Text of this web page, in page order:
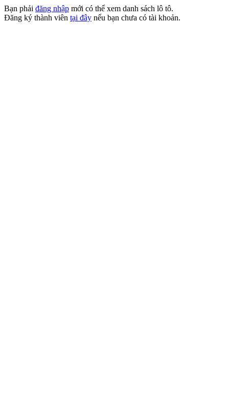
Bạn phải đăng nhập mới có thể xem danh sách lô tô.
Đăng ký thành viên tại đây nếu bạn chưa có tài khoản.